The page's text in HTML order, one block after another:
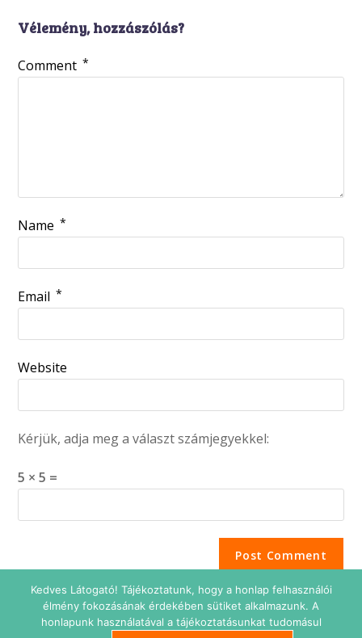
Vélemény, hozzászólás?
Comment *
Name *
Email *
Website
Kérjük, adja meg a választ számjegyekkel:
5 × 5 =
Kedves Látogató! Tájékoztatunk, hogy a honlap felhasználói
élmény fokozásának érdekében sütiket alkalmazunk. A
honlapunk használatával a tájékoztatásunkat tudomásul